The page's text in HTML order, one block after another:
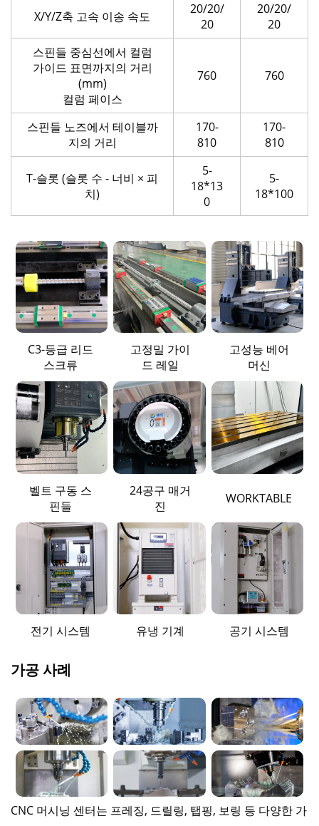
X/Y/Z축 고속 이송 속도
20/20/
20
20/20/
20
스핀들 중심선에서 컬럼
가이드 표면까지의 거리
(mm)
컬럼 페이스
760 760
스핀들 노즈에서 테이블까
지의 거리
170-
810
170-
810
T-슬롯 (슬롯 수 - 너비 × 피
치)
5-
18*13
0
5-
18*100
C3-등급 리드
스크류
고정밀 가이
드 레일
고성능 베어
머신
벨트 구동 스
핀들
24공구 매거
진
WORKTABLE
전기 시스템 유냉 기계 공기 시스템
가공 사례
CNC 머시닝 센터는 프레징, 드릴링, 탭핑, 보링 등 다양한 가